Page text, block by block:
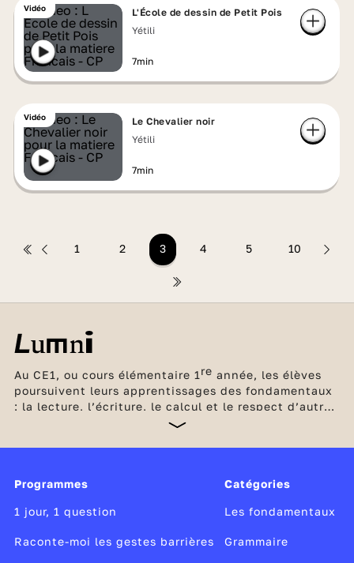
Vidéo
L'École de dessin de Petit Pois
Yétili
7min
Vidéo
Le Chevalier noir
Yétili
7min
1 2 3 4 5 10
Au CE1, ou cours élémentaire 1re année, les élèves
poursuivent leurs apprentissages des fondamentaux
: la lecture, l’écriture, le calcul et le respect d’autrui.
Afin de les accompagner au mieux, tous les élèves de
et dans celui des mathématiques. Ce dispositif
connaissance des acquis de chacun de ses élèves.
Programmes
1 jour, 1 question
Raconte-moi les gestes barrières
Catégories
Les fondamentaux
Grammaire